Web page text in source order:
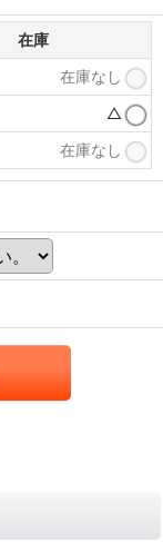
在庫
在庫なし
△
在庫なし